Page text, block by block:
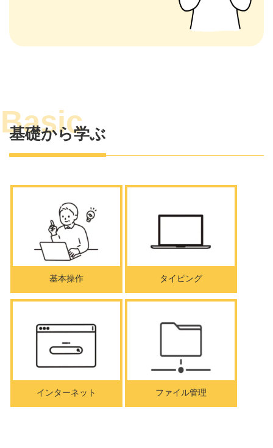
基礎から学ぶ
基本操作 タイピング
インターネット ファイル管理